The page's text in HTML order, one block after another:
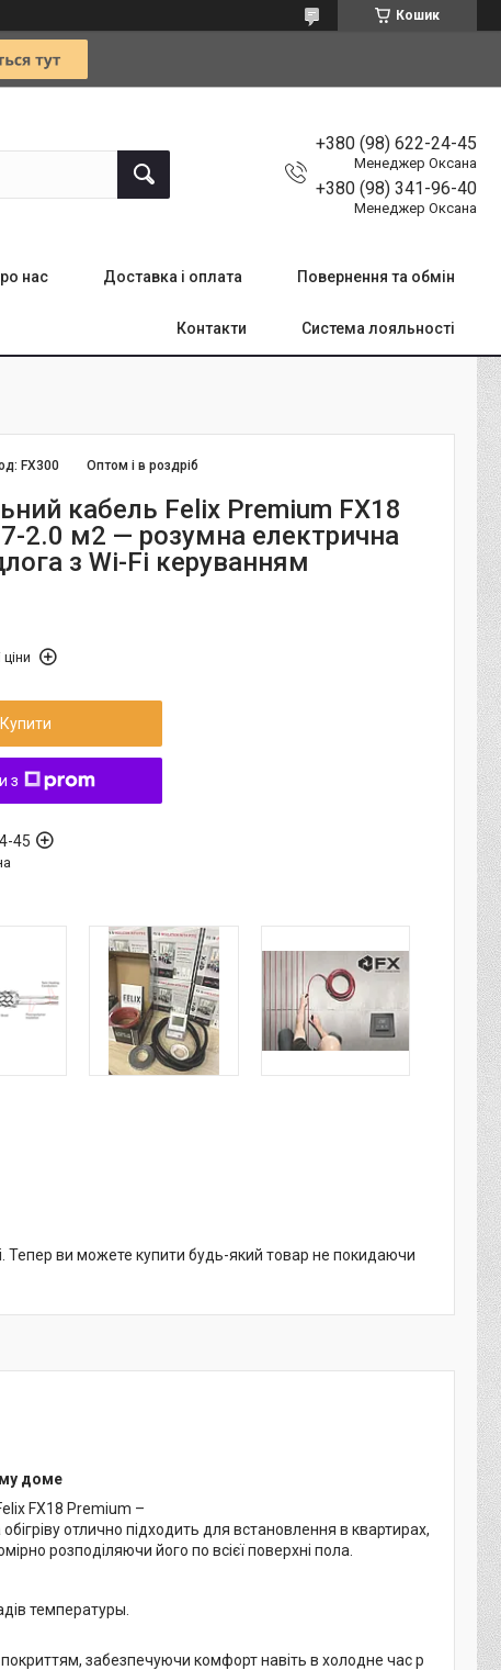
Кошик
+380 (98) 622-24-45
Менеджер Оксана
+380 (98) 341-96-40
Менеджер Оксана
нас Доставка і оплата Повернення та обмін
Контакти Система лояльності
Оптом і в роздріб
FX300
кабель Felix Premium FX18
2.0 м2 — розумна електрична
з Wi-Fi керуванням
Купити
з
45
Тепер ви можете купити будь-який товар не покидаючи
доме
FX18 Premium –
отлично підходить для встановлення в квартирах,
розподіляючи його по всієї поверхні пола.
температуры.
забезпечуючи комфорт навіть в холодне час р